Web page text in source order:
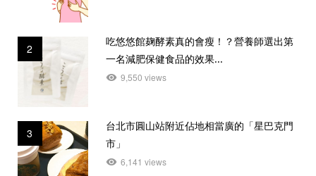
2
吃悠悠館麹酵素真的會瘦！？營養師選出第
一名減肥保健食品的效果...
9,550 views
3
台北市圓山站附近佔地相當廣的「星巴克門
市」
6,141 views